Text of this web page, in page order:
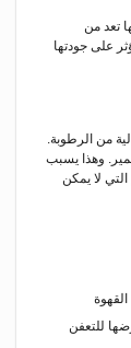
تعد من
على جودتها
من الرطوبة.
وهذا يسبب
لا يمكن
للتعفن